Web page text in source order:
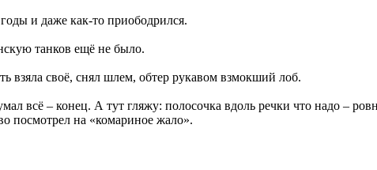
и даже как-то приободрился.
танков ещё не было.
взяла своё, снял шлем, обтер рукавом взмокший лоб.
всё – конец. А тут гляжу: полосочка вдоль речки что надо –
посмотрел на «комариное жало».